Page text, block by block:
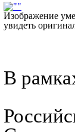
Изображение
увидеть
В